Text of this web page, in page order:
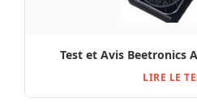
Test et Avis Beetronics
LIRE LE